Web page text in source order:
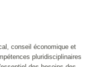
conseil économique et
pluridisciplinaires